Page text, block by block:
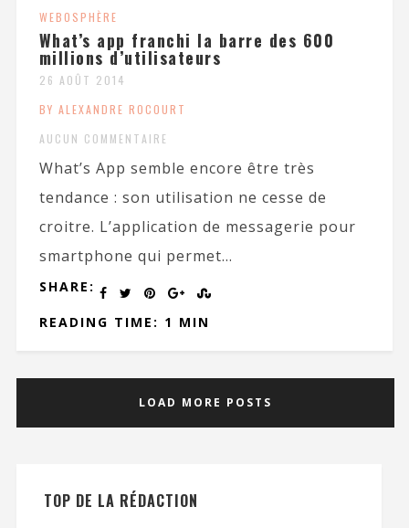
WEBOSPHÈRE
What’s app franchi la barre des 600
millions d’utilisateurs
26 AOÛT 2014
BY ALEXANDRE ROCOURT
AUCUN COMMENTAIRE
What’s App semble encore être très
tendance : son utilisation ne cesse de
croitre. L’application de messagerie pour
smartphone qui permet...
SHARE:
READING TIME: 1 MIN
LOAD MORE POSTS
TOP DE LA RÉDACTION